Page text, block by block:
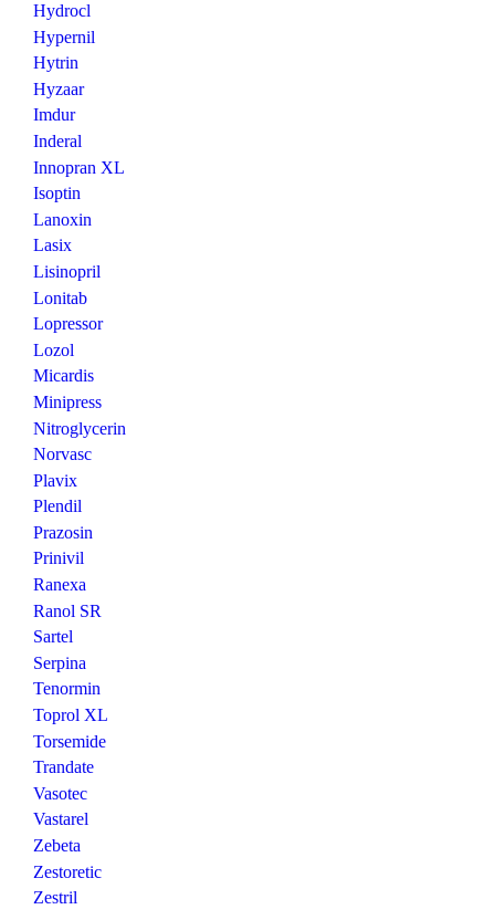
Hydrocl
Hypernil
Hytrin
Hyzaar
Imdur
Inderal
Innopran XL
Isoptin
Lanoxin
Lasix
Lisinopril
Lonitab
Lopressor
Lozol
Micardis
Minipress
Nitroglycerin
Norvasc
Plavix
Plendil
Prazosin
Prinivil
Ranexa
Ranol SR
Sartel
Serpina
Tenormin
Toprol XL
Torsemide
Trandate
Vasotec
Vastarel
Zebeta
Zestoretic
Zestril